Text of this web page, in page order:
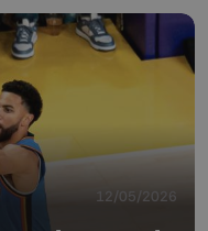
12/05/2026